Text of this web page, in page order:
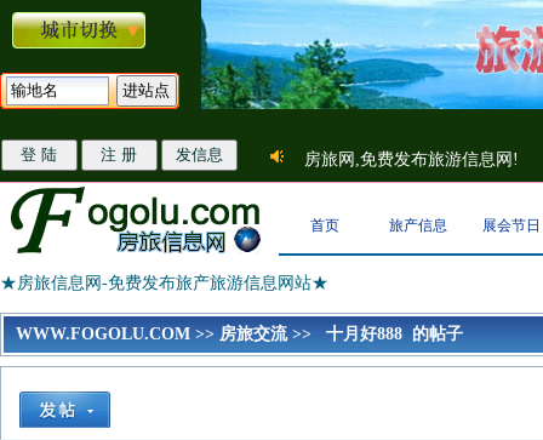
房旅网,免费发布旅游信息网!
首页 旅产信息 展会节日
★房旅信息网-免费发布旅产旅游信息网站★
WWW.FOGOLU.COM >> 房旅交流>> 十月好888 的帖子